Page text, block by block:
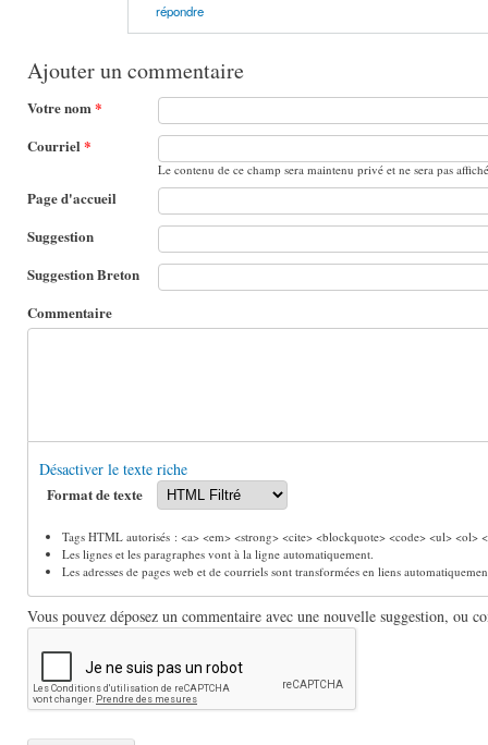
répondre
Ajouter un commentaire
Votre nom*
Courriel *
Le contenu de ce champ sera maintenu privé et ne sera pas
Page d'accueil
Suggestion
Suggestion Breton
Commentaire
Désactiver le texte riche
Format de texte
Tags HTML autorisés : <a> <em> <strong> <cite> <blockquote> <code> <ul>
Les lignes et les paragraphes vont à la ligne automatiquement.
Les adresses de pages web et de courriels sont transformées en liens
Vous pouvez déposez un commentaire avec une nouvelle suggestion, ou